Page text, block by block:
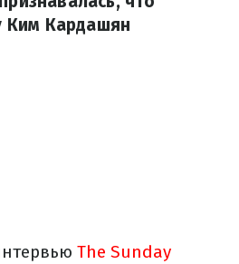
Ким Кардашян
The Sunday